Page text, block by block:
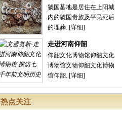
虢国墓地是居住在上阳城
内的虢国贵族及平民死后
的埋葬..[详细]
走进河南仰韶
仰韶文化博物馆仰韶文化
博物馆文物仰韶文化博物
馆仰韶..[详细]
热点关注